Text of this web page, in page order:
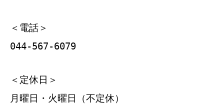
＜電話＞
044-567-6079
＜定休日＞
月曜日・火曜日（不定休）